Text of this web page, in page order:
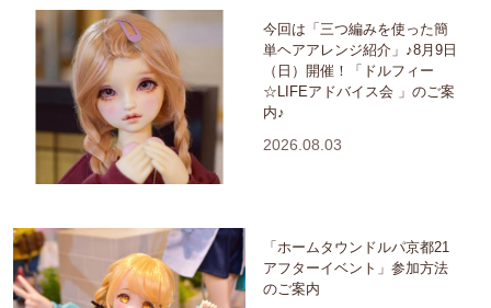
今回は「三つ編みを使った簡
単ヘアアレンジ紹介」♪8月9日
（日）開催！「ドルフィー
☆LIFEアドバイス会 」のご案
内♪
2026.08.03
「ホームタウンドルパ京都21
アフターイベント」参加方法
のご案内